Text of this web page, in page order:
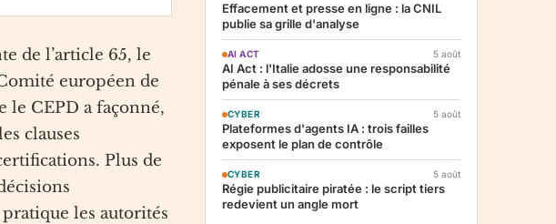
de l’article 65, le
européen de
le CEPD a façonné,
clauses
Plus de
les autorités
Effacement et presse en ligne : la CNIL
publie sa grille d'analyse
AI ACT 5 août
AI Act : l'Italie adosse une responsabilité
pénale à ses décrets
CYBER 5 août
Plateformes d'agents IA : trois failles
exposent le plan de contrôle
CYBER 5 août
Régie publicitaire piratée : le script tiers
redevient un angle mort